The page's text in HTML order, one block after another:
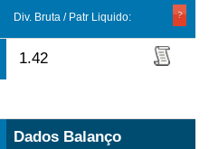
Div. Bruta / Patr Liquido:
1.42
Dados Balanço